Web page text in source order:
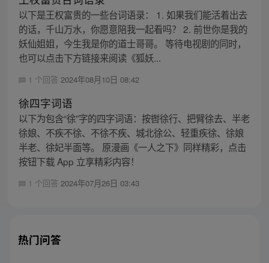
以下是王权富贵的一些台词语录： 1. 如果我们能活着出去
的话，千山万水，你愿意陪我一起看吗？ 2. 前世你是我的
妖仙姐姐，今生我是你的道士哥哥。 等待电视剧的同时，
也可以点击下方链接来阅读《狐妖...
1 个回答 2024年08月10日 08:42
徐四字词语
以下为包含“徐”字的四字词语：按辔徐行、把臂徐去、半老
徐娘、不疾不徐、不徐不疾、城北徐公、轻重疾徐、徐娘
半老、徐妃半面等。 原漫画《一人之下》同样精彩，点击
按钮下载 App 立享精彩内容！
1 个回答 2024年07月26日 03:43
热门问答